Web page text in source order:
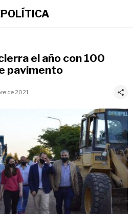
el año con 100
pavimento
de 2021